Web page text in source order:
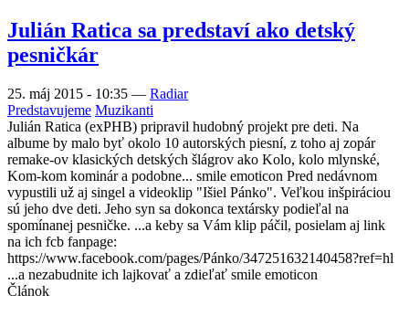
Julián Ratica sa predstaví ako detský
pesničkár
25. máj 2015 - 10:35 — Radiar
Predstavujeme Muzikanti
Julián Ratica (exPHB) pripravil hudobný projekt pre deti. Na
albume by malo byť okolo 10 autorských piesní, z toho aj zopár
remake-ov klasických detských šlágrov ako Kolo, kolo mlynské,
Kom-kom kominár a podobne... smile emoticon Pred nedávnom
vypustili už aj singel a videoklip "Išiel Pánko". Veľkou inšpiráciou
sú jeho dve deti. Jeho syn sa dokonca textársky podieľal na
spomínanej pesničke. ...a keby sa Vám klip páčil, posielam aj link
na ich fcb fanpage:
https://www.facebook.com/pages/Pánko/347251632140458?ref=hl
...a nezabudnite ich lajkovať a zdieľať smile emoticon
Článok